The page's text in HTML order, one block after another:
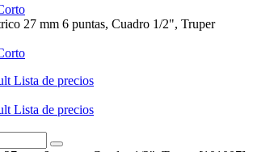
27 mm 6 puntas, Cuadro 1/2", Truper
Lista de precios
Lista de precios